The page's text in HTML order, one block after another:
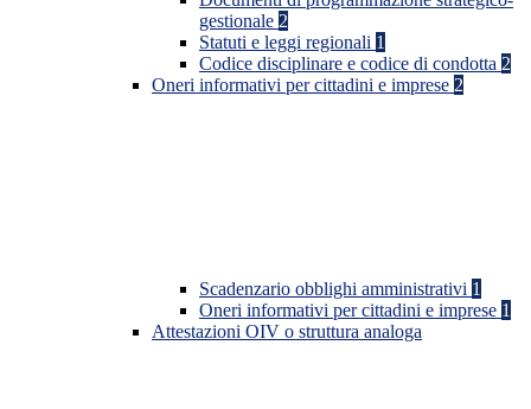
gestionale 2
Statuti e leggi regionali 1
Codice disciplinare e codice di condotta 2
Oneri informativi per cittadini e imprese 2
Scadenzario obblighi amministrativi 1
Oneri informativi per cittadini e imprese 1
Attestazioni OIV o struttura analoga